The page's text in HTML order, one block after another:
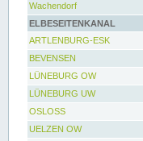
Wachendorf
ELBESEITENKANAL
ARTLENBURG-ESK
BEVENSEN
LÜNEBURG OW
LÜNEBURG UW
OSLOSS
UELZEN OW